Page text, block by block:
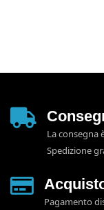
La
Spedizione
Pagamento